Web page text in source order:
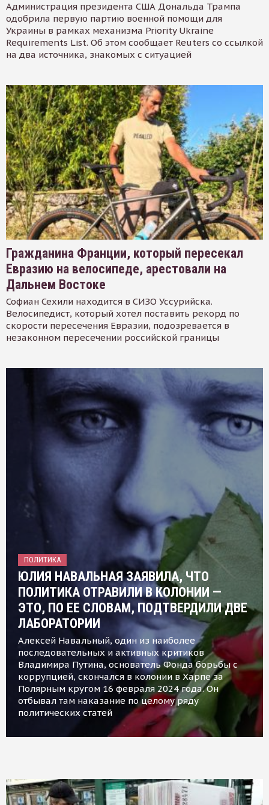
Администрация президента США Дональда Трампа
одобрила первую партию военной помощи для
Украины в рамках механизма Priority Ukraine
Requirements List. Об этом сообщает Reuters со ссылкой
на два источника, знакомых с ситуацией
Гражданина Франции, который пересекал
Евразию на велосипеде, арестовали на
Дальнем Востоке
Софиан Сехили находится в СИЗО Уссурийска.
Велосипедист, который хотел поставить рекорд по
скорости пересечения Евразии, подозревается в
незаконном пересечении российской границы
ПОЛИТИКА
ЮЛИЯ НАВАЛЬНАЯ ЗАЯВИЛА, ЧТО
ПОЛИТИКА ОТРАВИЛИ В КОЛОНИИ —
ЭТО, ПО ЕЕ СЛОВАМ, ПОДТВЕРДИЛИ ДВЕ
ЛАБОРАТОРИИ
Алексей Навальный, один из наиболее
последовательных и активных критиков
Владимира Путина, основатель Фонда борьбы с
коррупцией, скончался в колонии в Харпе за
Полярным кругом 16 февраля 2024 года. Он
отбывал там наказание по целому ряду
политических статей